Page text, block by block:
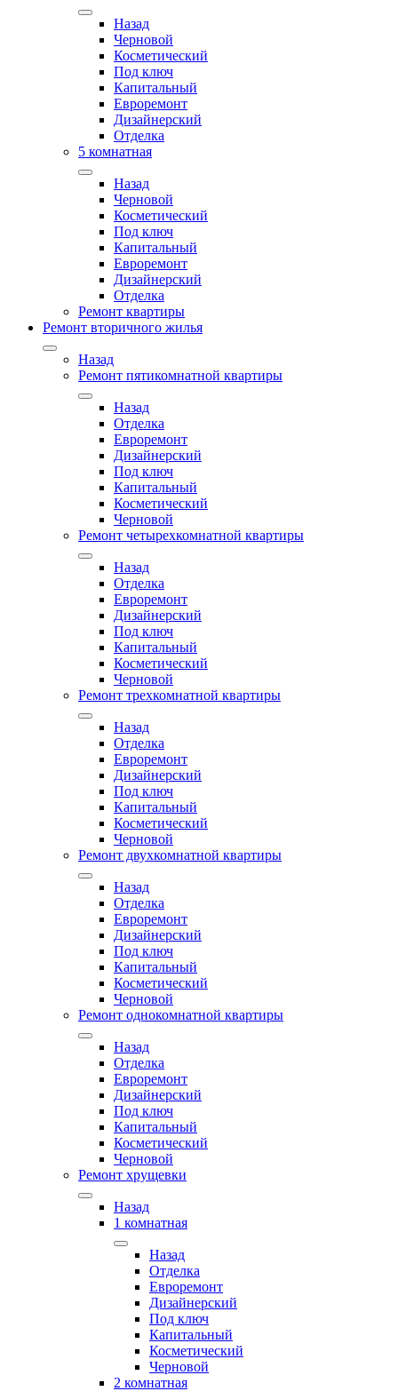
Назад
Черновой
Косметический
Под ключ
Капитальный
Евроремонт
Дизайнерский
Отделка
5 комнатная
Назад
Черновой
Косметический
Под ключ
Капитальный
Евроремонт
Дизайнерский
Отделка
Ремонт квартиры
Ремонт вторичного жилья
Назад
Ремонт пятикомнатной квартиры
Назад
Отделка
Евроремонт
Дизайнерский
Под ключ
Капитальный
Косметический
Черновой
Ремонт четырехкомнатной квартиры
Назад
Отделка
Евроремонт
Дизайнерский
Под ключ
Капитальный
Косметический
Черновой
Ремонт трехкомнатной квартиры
Назад
Отделка
Евроремонт
Дизайнерский
Под ключ
Капитальный
Косметический
Черновой
Ремонт двухкомнатной квартиры
Назад
Отделка
Евроремонт
Дизайнерский
Под ключ
Капитальный
Косметический
Черновой
Ремонт однокомнатной квартиры
Назад
Отделка
Евроремонт
Дизайнерский
Под ключ
Капитальный
Косметический
Черновой
Ремонт хрущевки
Назад
1 комнатная
Назад
Отделка
Евроремонт
Дизайнерский
Под ключ
Капитальный
Косметический
Черновой
2 комнатная